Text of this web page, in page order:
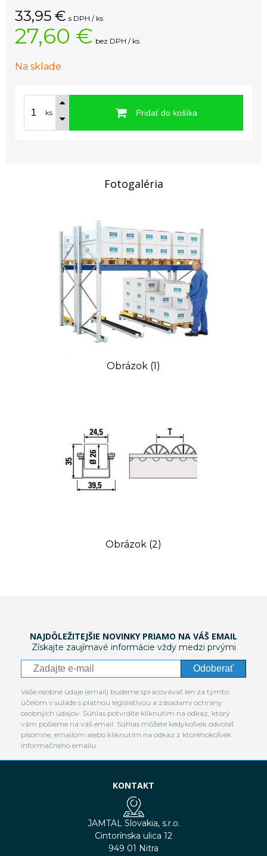
33,95 € s DPH / ks
27,60 € bez DPH / ks
Na sklade
ks Pridať do košíka
Fotogaléria
Obrázok (1)
Obrázok (2)
NAJDÔLEŽITEJŠIE NOVINKY PRIAMO NA VÁŠ EMAIL
Získajte zaujímavé informácie vždy medzi prvými
Odoberať
Vaše osobné údaje (email) budeme spracovávať len za týmto
účelom v súlade s platnou legislatívou a zásadami ochrany
osobných údajov. Súhlas potvrdíte kliknutím na odkaz, ktorý
vám pošleme na váš email. Súhlas môžete kedykoľvek odvolať
písomne, emailom alebo kliknutím na odkaz z ktoréhokoľvek
informačného emailu.
KONTAKT
JAMTAL Slovakia, s.r.o.
Cintorínska ulica 12
949 01 Nitra